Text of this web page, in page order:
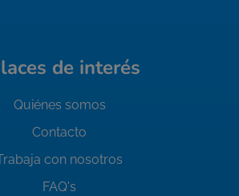
de interés
Quiénes somos
Contacto
con nosotros
FAQ's